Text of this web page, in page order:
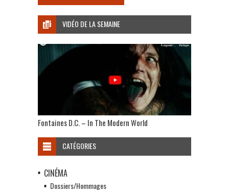
VIDÉO DE LA SEMAINE
Fontaines D.C. – In The Modern World
CATÉGORIES
CINÉMA
Dossiers/Hommages